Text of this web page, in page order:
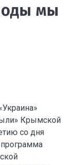
мы
Крымской
со дня